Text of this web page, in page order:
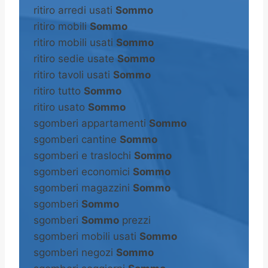
ritiro arredi usati Sommo
ritiro mobili Sommo
ritiro mobili usati Sommo
ritiro sedie usate Sommo
ritiro tavoli usati Sommo
ritiro tutto Sommo
ritiro usato Sommo
sgomberi appartamenti Sommo
sgomberi cantine Sommo
sgomberi e traslochi Sommo
sgomberi economici Sommo
sgomberi magazzini Sommo
sgomberi Sommo
sgomberi Sommo prezzi
sgomberi mobili usati Sommo
sgomberi negozi Sommo